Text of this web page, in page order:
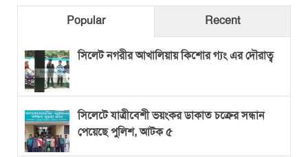
Popular Recent
সিলেট নগরীর আখালিয়ায় কিশোর গ্যং এর দৌরাত্ব
সিলেটে যাত্রীবেশী ভয়ংকর ডাকাত চক্রের সন্ধান
পেয়েছে পুলিশ, আটক ৫